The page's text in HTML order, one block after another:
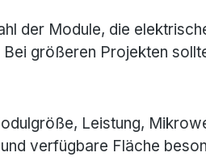
der Module, die
größeren Projekten
Leistung,
verfügbare Fläche